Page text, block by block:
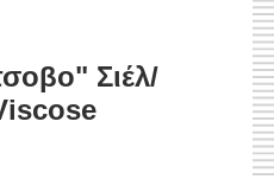
Σιέλ/